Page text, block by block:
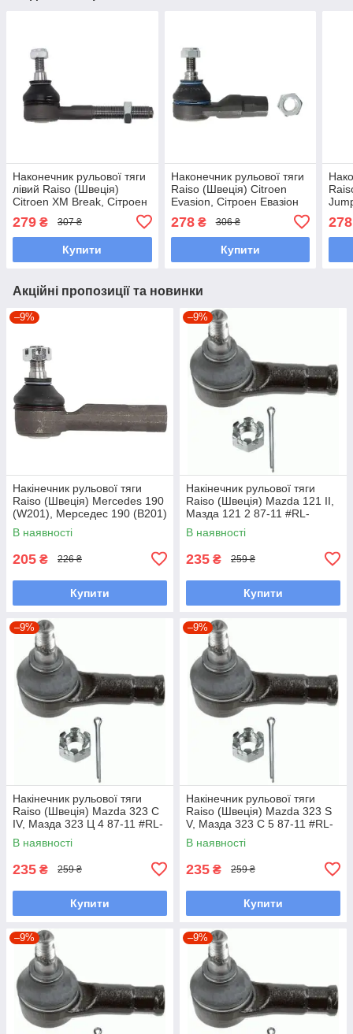
Наконечник рульової тяги
лівий Raiso (Швеція)
Citroen XM Break, Сітроен
ХМ Брік 82- #RL-381742C
UAMXDYP7
279 ₴ 307 ₴
Купити
Наконечник рульової тяги
Raiso (Швеція) Citroen
Evasion, Сітроен Евазіон
UAVAVZC7
278₴ 306 ₴
Купити
278
Акційні пропозиції та новинки
–9%
Накінечник рульової тяги
Raiso (Швеція) Mercedes 190
(W201), Мерседес 190 (В201)
82-93 #RL-338110M
UAGKZRA7
В наявності
205 ₴ 226 ₴
Купити
–9%
Накінечник рульової тяги
Raiso (Швеція) Mazda 121 II,
Мазда 121 2 87-11 #RL-
232280M UAFKHJP7
В наявності
235 ₴ 259 ₴
Купити
–9%
Накінечник рульової тяги
Raiso (Швеція) Mazda 323 C
IV, Мазда 323 Ц 4 87-11 #RL-
232280M UAVPCWF7
В наявності
235 ₴ 259 ₴
Купити
–9%
Накінечник рульової тяги
Raiso (Швеція) Mazda 323 S
V, Мазда 323 С 5 87-11 #RL-
232280M UAJTXFD7
В наявності
235 ₴ 259 ₴
Купити
–9% –9%